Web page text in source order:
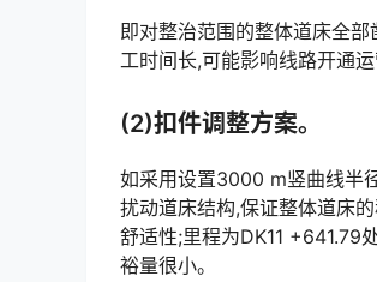
即对整治范围的整体道床全
工时间长,可能影响线路开通
(2)扣件调整方案。
如采用设置3000 m竖曲线半
扰动道床结构,保证整体道床
舒适性;里程为DK11 +641.79
裕量很小。󠅅󠅃󠄵󠅂󠄪󠇖󠆨󠆨󠇕󠆞󠆒󠅬󠇘󠆭󠆘󠇙󠆝󠅵󠇗󠆭󠆁󠄐󠇗󠅹󠅸󠇖󠆍󠅳󠇖󠅹󠅰󠇖󠆌󠅹